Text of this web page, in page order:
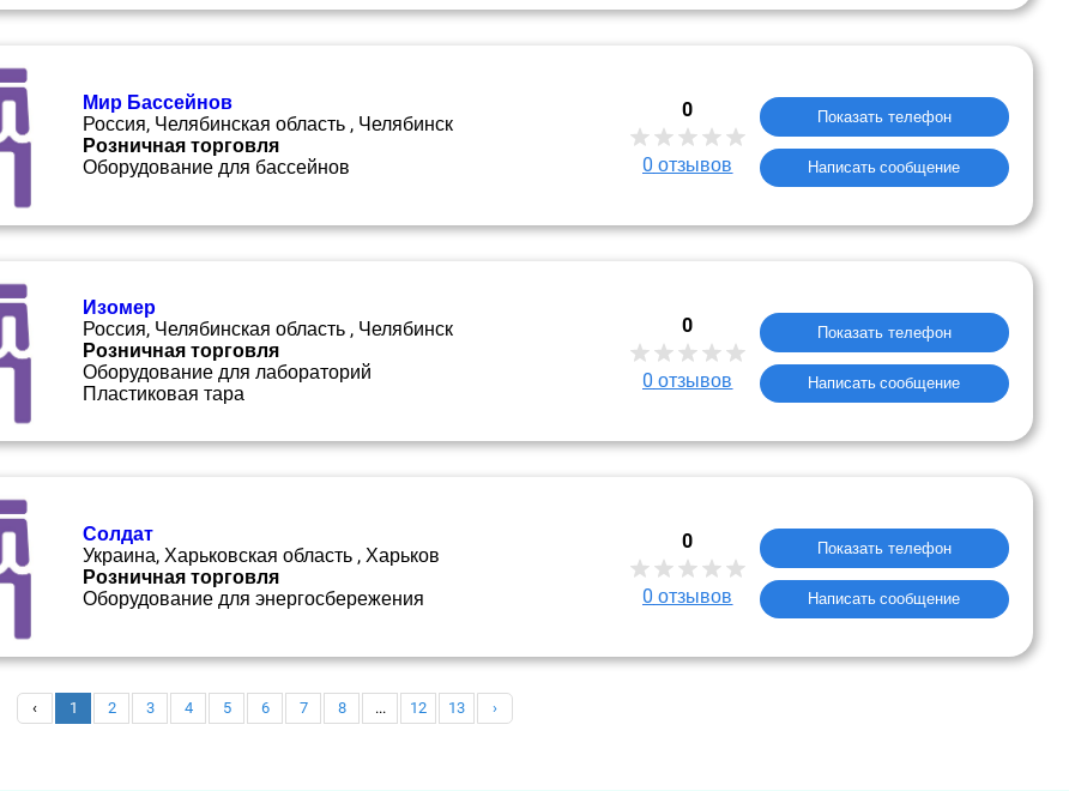
Мир Бассейнов
Россия, Челябинская область , Челябинск
Розничная торговля
Оборудование для бассейнов
0
0 отзывов
Показать телефон
Написать сообщение
Изомер
Россия, Челябинская область , Челябинск
Розничная торговля
Оборудование для лабораторий
Пластиковая тара
0
0 отзывов
Показать телефон
Написать сообщение
Солдат
Украина, Харьковская область , Харьков
Розничная торговля
Оборудование для энергосбережения
0
0 отзывов
Показать телефон
Написать сообщение
‹ 1 2 3 4 5 6 7 8 ... 12 13 ›